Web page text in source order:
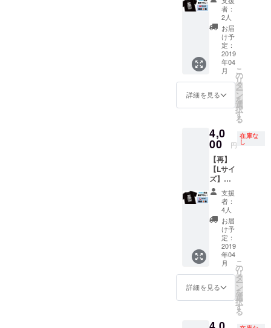
生描き
下ろしT
シャツ
前回の
クラウ
ドファ
ンディ
ングの
在庫大
放出！
数量少
ないの
なしで
す。 ※
送料込
み
者：
2人
お届
け予
定：
2019
年04
月
詳細を見る
こ
の
リ
タ
ー
ン
を
選
択
す
る
4,0
00 円
在庫な
し
【再】
【Lサイ
ズ】ナ
カG先生
描き下
ろしT
シャツ
前回の
クラウ
ドファ
ンディ
ングの
在庫大
放出！
数量少
ないの
なしで
支援
者：
4人
お届
け予
定：
2019
年04
月
詳細を見る
こ
の
リ
タ
ー
ン
を
選
択
す
る